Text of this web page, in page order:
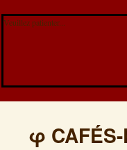
Veuillez patienter...
φ